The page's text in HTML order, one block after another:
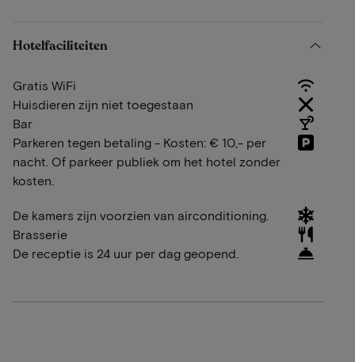
Hotelfaciliteiten
Gratis WiFi
Huisdieren zijn niet toegestaan
Bar
Parkeren tegen betaling - Kosten: € 10,- per
nacht. Of parkeer publiek om het hotel zonder
kosten.
De kamers zijn voorzien van airconditioning.
Brasserie
De receptie is 24 uur per dag geopend.